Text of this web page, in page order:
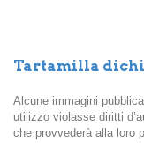
Tartamilla
Alcune immagini
utilizzo violasse diritti
che provvederà alla loro